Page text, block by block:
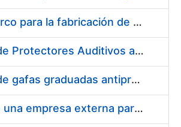
Acuerdo marco para la fabricación de piezas
Suministro de Protectores Auditivos a medida para las personas trabajadoras de los Centros de Trabajo de Madrid y Burgos
Suministro de gafas graduadas antiproyecciones para los trabajadores de la FNMT-RCM en los centros de trabajo de Madrid y Burgos
Servicios de una empresa externa para el asesoramiento y resolución de los recursos de alzada que se presentan relacionados con procesos de selección para la FNMT-RCM